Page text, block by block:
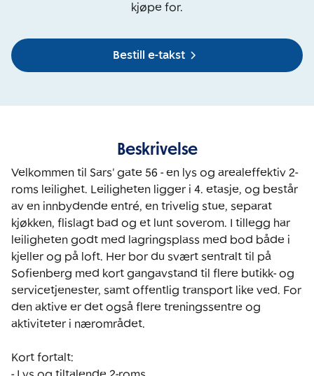
kjøpe for.
Bestill e-takst
Beskrivelse
Velkommen til Sars' gate 56 - en lys og arealeffektiv 2-
roms leilighet. Leiligheten ligger i 4. etasje, og består
av en innbydende entré, en trivelig stue, separat
kjøkken, flislagt bad og et lunt soverom. I tillegg har
leiligheten godt med lagringsplass med bod både i
kjeller og på loft. Her bor du svært sentralt til på
Sofienberg med kort gangavstand til flere butikk- og
servicetjenester, samt offentlig transport like ved. For
den aktive er det også flere treningssentre og
aktiviteter i nærområdet.
Kort fortalt: